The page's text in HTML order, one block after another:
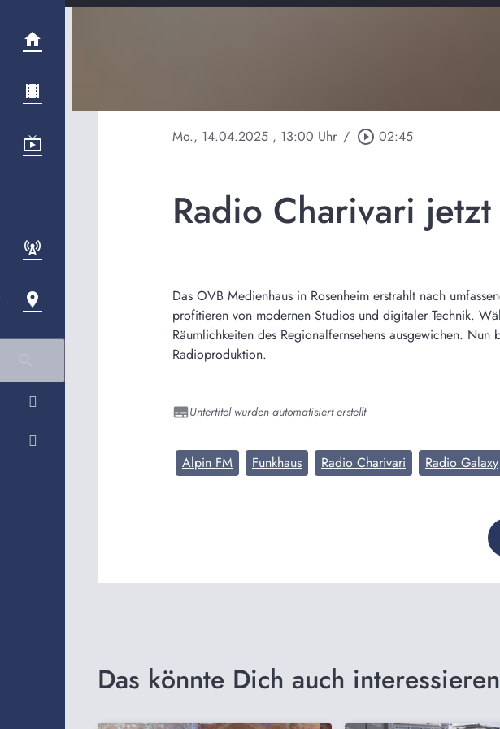
Mo., 14.04.2025 , 13:00 Uhr / play_circle_outline 02:45
Radio Charivari
Das OVB Medienhaus in Rosenheim erstrahlt nach
profitieren von modernen Studios und digitaler Technik.
Räumlichkeiten des Regionalfernsehens ausgewichen.
Radioproduktion.
Untertitel wurden automatisiert erstellt
Alpin FM Funkhaus Radio Charivari Radio Galaxy
Das könnte Dich auch interessieren